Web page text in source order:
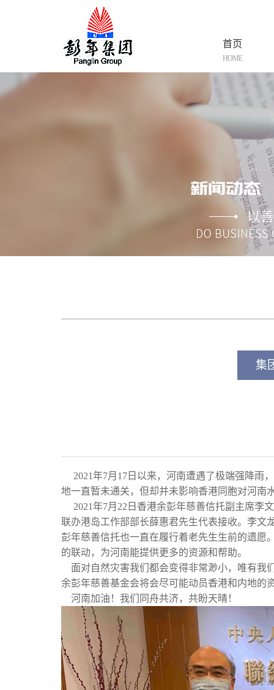
HOME
首页
集
2021年7月17日以来，河南遭遇了极端强降雨
地一直暂未通关，但却并未影响香港同胞对河南
2021年7月22日香港余彭年慈善信托副主席李
联办港岛工作部部长薛惠君先生代表接收。李文
彭年慈善信托也一直在履行着老先生生前的遗愿
的联动，为河南能提供更多的资源和帮助。
面对自然灾害我们都会变得非常渺小，唯有我
余彭年慈善基金会将会尽可能动员香港和内地的
河南加油！我们同舟共济，共盼天晴！